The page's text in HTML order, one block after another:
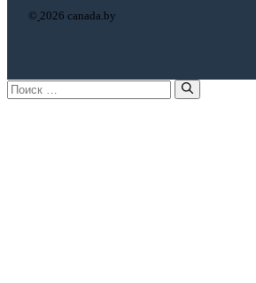
© 2026 canada.by
Поиск: